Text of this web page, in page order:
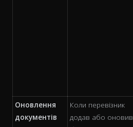
Оновлення
документів
Коли перевізник
додав або оновив